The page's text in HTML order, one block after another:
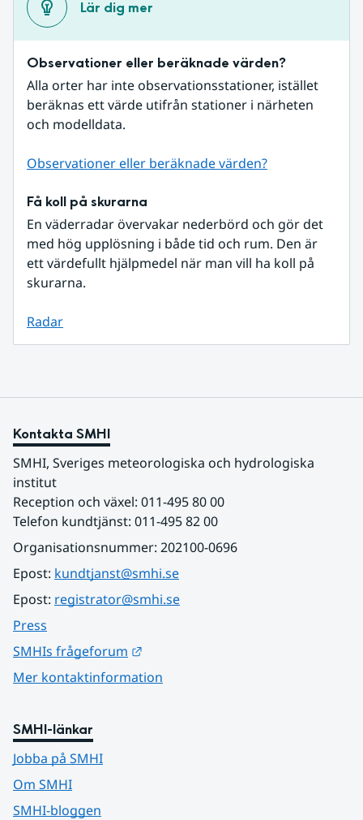
Lär dig mer
Observationer eller beräknade värden?
Alla orter har inte observationsstationer, istället
beräknas ett värde utifrån stationer i närheten
och modelldata.
Observationer eller beräknade värden?
Få koll på skurarna
En väderradar övervakar nederbörd och gör det
med hög upplösning i både tid och rum. Den är
ett värdefullt hjälpmedel när man vill ha koll på
skurarna.
Radar
Kontakta SMHI
SMHI, Sveriges meteorologiska och hydrologiska
institut
Reception och växel: 011-495 80 00
Telefon kundtjänst: 011-495 82 00
Organisationsnummer: 202100-0696
Epost: kundtjanst@smhi.se
Epost: registrator@smhi.se
Press
SMHIs frågeforum
Mer kontaktinformation
SMHI-länkar
Jobba på SMHI
Om SMHI
SMHI-bloggen